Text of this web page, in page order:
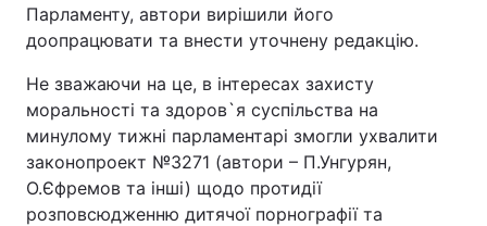
Парламенту, автори вирішили його
доопрацювати та внести уточнену редакцію.
Не зважаючи на це, в інтересах захисту
моральності та здоров`я суспільства на
минулому тижні парламентарі змогли ухвалити
законопроект №3271 (автори – П.Унгурян,
О.Єфремов та інші) щодо протидії
розповсюдженню дитячої порнографії та